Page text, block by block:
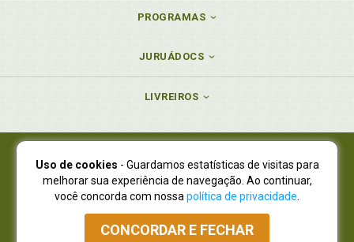
PROGRAMAS
JURUÁDOCS
LIVREIROS
Juruá Editora Ltda., CNPJ 77.535.508/0001-19
Juruá Informática Ltda., CNPJ 01.701.561/0001-80
NOVO ENDEREÇO:R. Flávio Dallegrave, 7665, São Lourenço |
Curitiba - Paraná - CEP 82210-310
Atendimento: (41) 4009-3900|Vendas Atacado: (41) 4009-3939
Uso de cookies - Guardamos estatísticas de visitas para
melhorar sua experiência de navegação. Ao continuar,
você concorda com nossa política de privacidade
CONCORDAR E FECHAR